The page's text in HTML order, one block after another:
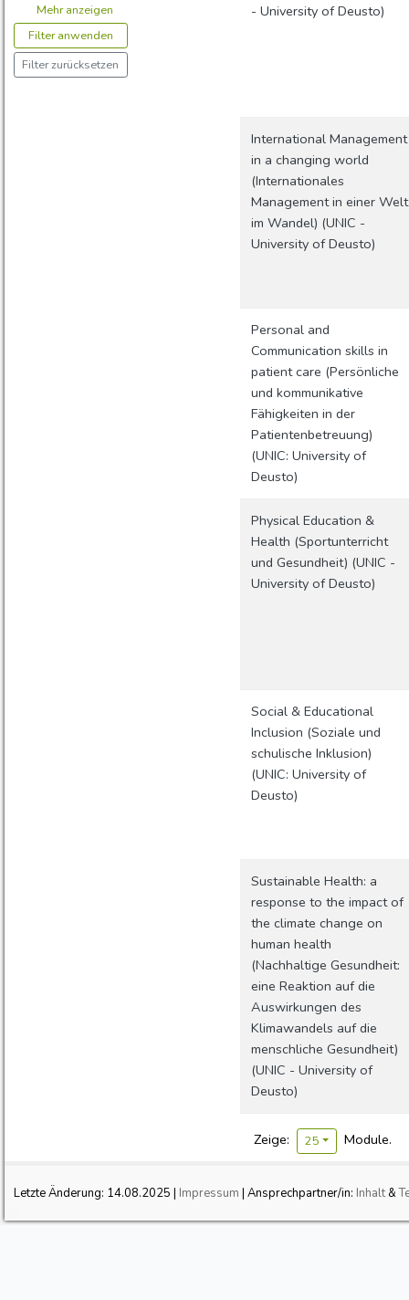
Mehr anzeigen
Filter anwenden
Filter zurücksetzen
- University of Deusto)
International Management
in a changing world
(Internationales
Management in einer Welt
im Wandel) (UNIC -
University of Deusto)
Personal and
Communication skills in
patient care (Persönliche
und kommunikative
Fähigkeiten in der
Patientenbetreuung)
(UNIC: University of
Deusto)
Physical Education &
Health (Sportunterricht
und Gesundheit) (UNIC -
University of Deusto)
Social & Educational
Inclusion (Soziale und
schulische Inklusion)
(UNIC: University of
Deusto)
Sustainable Health: a
response to the impact of
the climate change on
human health
(Nachhaltige Gesundheit:
eine Reaktion auf die
Auswirkungen des
Klimawandels auf die
menschliche Gesundheit)
(UNIC - University of
Deusto)
Zeige: 25 Module.
Letzte Änderung: 14.08.2025 | Impressum | Ansprechpartner/in: Inhalt&